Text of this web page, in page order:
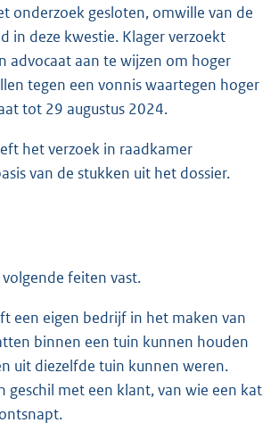
onderzoek gesloten, omwille van de
in deze kwestie. Klager verzoekt
advocaat aan te wijzen om hoger
tegen een vonnis waartegen hoger
tot 29 augustus 2024.
het verzoek in raadkamer
van de stukken uit het dossier.
feiten vast.
een eigen bedrijf in het maken van
binnen een tuin kunnen houden
uit diezelfde tuin kunnen weren.
geschil met een klant, van wie een kat